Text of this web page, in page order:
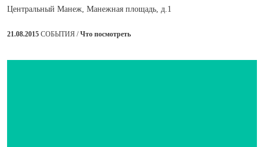
Центральный Манеж, Манежная площадь, д.1
21.08.2015 СОБЫТИЯ /Что посмотреть